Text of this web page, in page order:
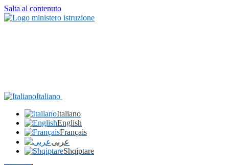
Salta al contenuto
Italiano
Italiano
English
Français
عربى
Shqiptare